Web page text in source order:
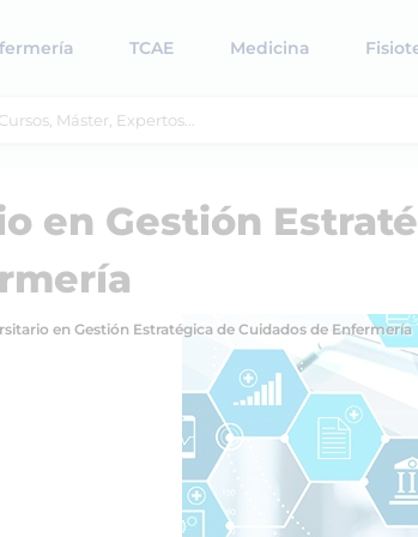
TCAE Medicina
en Gestión
en Gestión Estratégica de Cuidados de Enfermería